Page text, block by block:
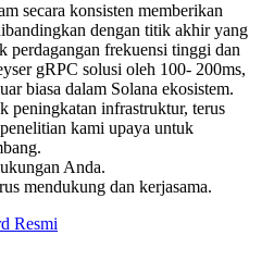
secara konsisten memberikan
dengan titik akhir yang
perdagangan frekuensi tinggi dan
gRPC solusi oleh 100- 200ms,
biasa dalam Solana ekosistem.
peningkatan infrastruktur, terus
kami upaya untuk
Anda.
mendukung dan kerjasama.
Resmi